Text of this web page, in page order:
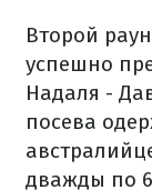
Второй
успешно
Надаля -
посева
дважды по